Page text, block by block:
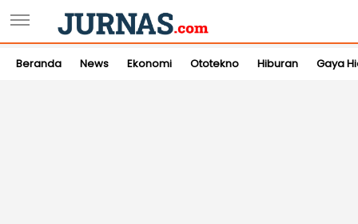
Beranda News Ekonomi Ototekno Hiburan Gaya